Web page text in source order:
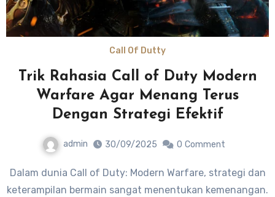
Call Of Dutty
Trik Rahasia Call of Duty Modern
Warfare Agar Menang Terus
Dengan Strategi Efektif
admin 30/09/2025 0 Comment
Dalam dunia Call of Duty: Modern Warfare, strategi dan
keterampilan bermain sangat menentukan kemenangan.